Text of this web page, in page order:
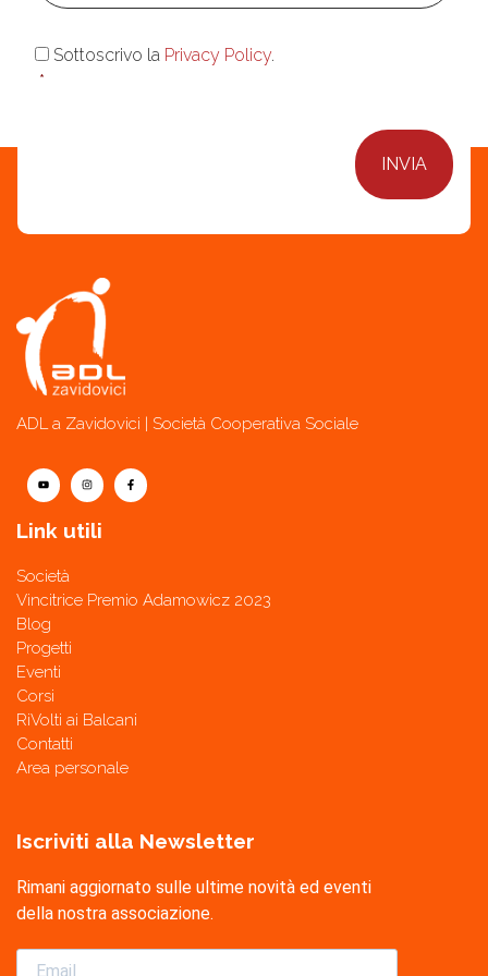
Consenso
Sottoscrivo la Privacy Policy.
*
ADL a Zavidovici | Società Cooperativa Sociale
Link utili
Società
Vincitrice Premio Adamowicz 2023
Blog
Progetti
Eventi
Corsi
RiVolti ai Balcani
Contatti
Area personale
Iscriviti alla Newsletter
Rimani aggiornato sulle ultime novità ed eventi
della nostra associazione.